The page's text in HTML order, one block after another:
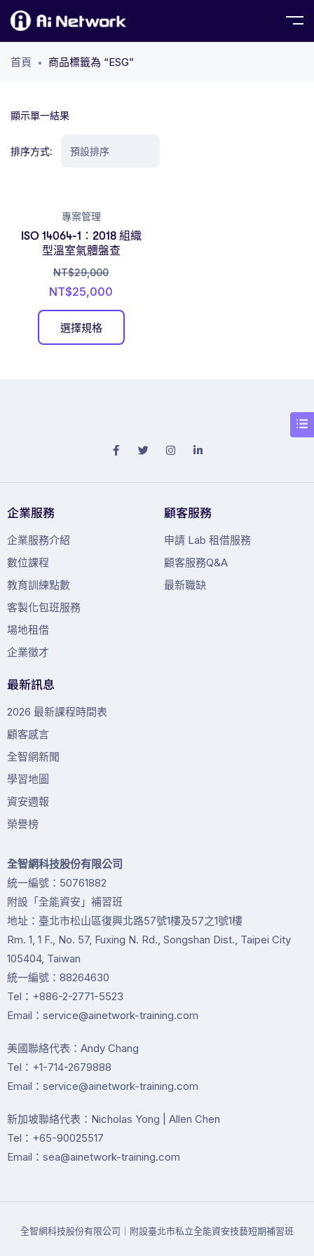
首頁 商品標籤為 “ESG”
顯示單一結果
排序方式:
專案管理
ISO 14064-1：2018 組織
型溫室氣體盤查
NT$29,000
NT$25,000
選擇規格
企業服務
企業服務介紹
數位課程
教育訓練點數
客製化包班服務
場地租借
企業徵才
顧客服務
申請 Lab 租借服務
顧客服務Q&A
最新職缺
最新訊息
2026 最新課程時間表
顧客感言
全智網新聞
學習地圖
資安週報
榮譽榜
全智網科技股份有限公司
統一編號：50761882
附設「全能資安」補習班
地址：臺北市松山區復興北路57號1樓及57之1號1樓
Rm. 1, 1 F., No. 57, Fuxing N. Rd., Songshan Dist., Taipei City
105404, Taiwan
統一編號：88264630
Tel：+886-2-2771-5523
Email：service@ainetwork-training.com
美國聯絡代表：Andy Chang
Tel：+1-714-2679888
Email：service@ainetwork-training.com
新加坡聯絡代表：Nicholas Yong | Allen Chen
Tel：+65-90025517
Email：sea@ainetwork-training.com
全智網科技股份有限公司｜附設臺北市私立全能資安技藝短期補習班